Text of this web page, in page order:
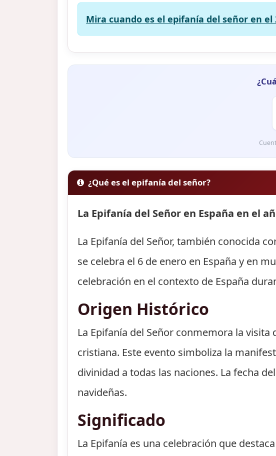
Mira cuando es el epifanía del señor en el
¿Qué es el epifanía del señor?
La Epifanía del Señor en España en el
La Epifanía del Señor, también conocida
se celebra el 6 de enero en España y en
celebración en el contexto de España
Origen Histórico
La Epifanía del Señor conmemora la visita
cristiana. Este evento simboliza la
divinidad a todas las naciones. La fecha
navideñas.
Significado
La Epifanía es una celebración que